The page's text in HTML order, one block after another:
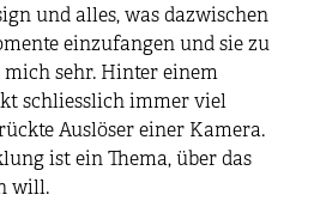
und alles, was dazwischen
einzufangen und sie zu
sehr. Hinter einem
schliesslich immer viel
Auslöser einer Kamera.
ist ein Thema, über das
will.